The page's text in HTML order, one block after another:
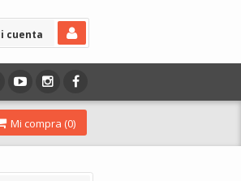
cuenta
Mi compra (0)